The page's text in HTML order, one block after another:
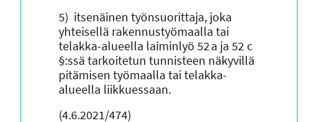
5) itsenäinen työnsuorittaja, joka
yhteisellä rakennustyömaalla tai
telakka-alueella laiminlyö 52 a ja 52 c
§:ssä tarkoitetun tunnisteen näkyvillä
pitämisen työmaalla tai telakka-
alueella liikkuessaan.
(4.6.2021/474)